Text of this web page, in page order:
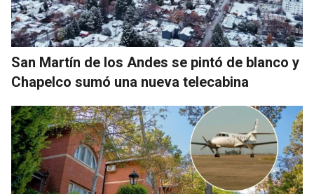
San Martín de los Andes se pintó de blanco y
Chapelco sumó una nueva telecabina